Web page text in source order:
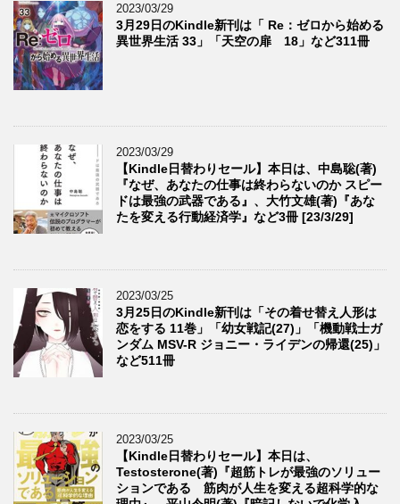
2023/03/29
3月29日のKindle新刊は「 Re：ゼロから始める
異世界生活 33」「天空の扉 18」など311冊
2023/03/29
【Kindle日替わりセール】本日は、中島聡(著)
『なぜ、あなたの仕事は終わらないのか スピー
ドは最強の武器である』、大竹文雄(著)『あな
たを変える行動経済学』など3冊 [23/3/29]
2023/03/25
3月25日のKindle新刊は「その着せ替え人形は
恋をする 11巻」「幼女戦記(27)」「機動戦士ガ
ンダム MSV-R ジョニー・ライデンの帰還(25)」
など511冊
2023/03/25
【Kindle日替わりセール】本日は、
Testosterone(著)『超筋トレが最強のソリュー
ションである 筋肉が人生を変える超科学的な